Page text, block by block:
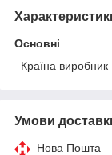
Основні
Країна виробник
Умови
Нова Пошта